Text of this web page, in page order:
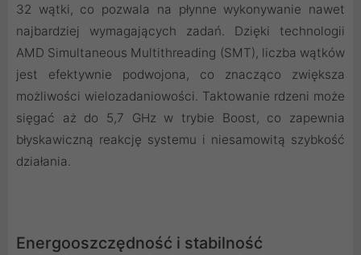
32 wątki, co pozwala na płynne wykonywanie nawet
najbardziej wymagających zadań. Dzięki technologii
AMD Simultaneous Multithreading (SMT), liczba wątków
jest efektywnie podwojona, co znacząco zwiększa
możliwości wielozadaniowości. Taktowanie rdzeni może
sięgać aż do 5,7 GHz w trybie Boost, co zapewnia
błyskawiczną reakcję systemu i niesamowitą szybkość
działania.
Energooszczędność i stabilność